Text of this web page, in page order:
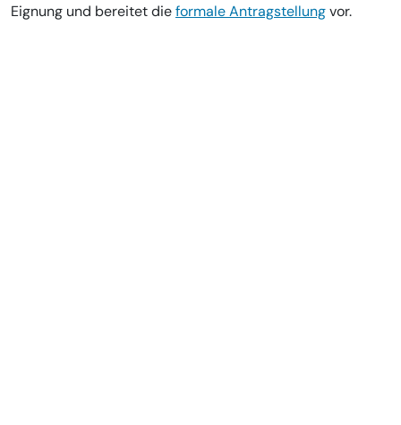
Eignung und bereitet dieformale Antragstellungvor.